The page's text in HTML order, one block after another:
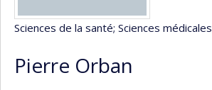
Sciences de la santé; Sciences médicales
Pierre Orban